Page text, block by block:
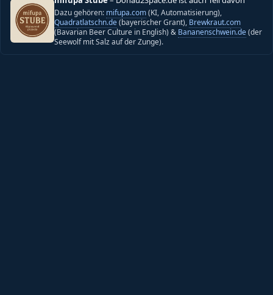
Dazu gehören: mifupa.com(KI, Automatisierung),
Quadratlatschn.de(bayerischer Grant), Brewkraut.com
(Bavarian Beer Culture in English) & Bananenschwein.de(der
Seewolf mit Salz auf der Zunge).